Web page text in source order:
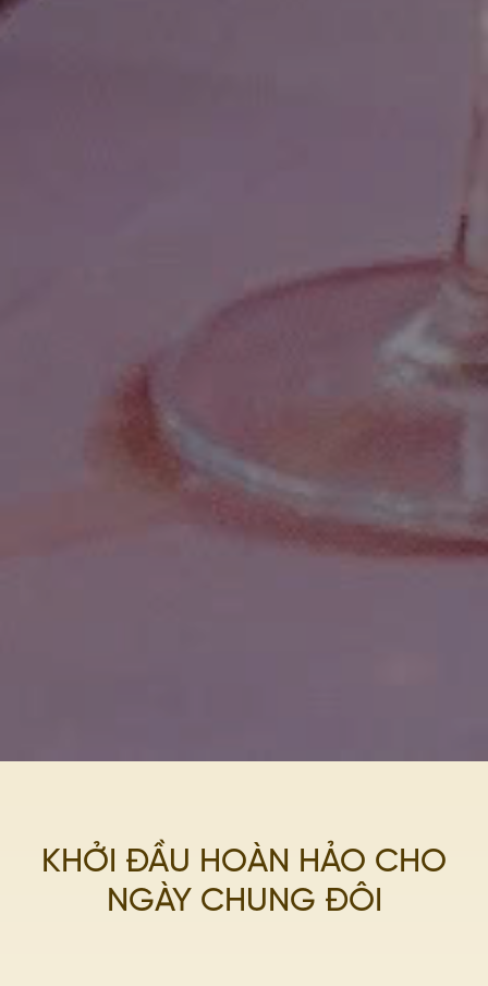
KHỞI ĐẦU HOÀN HẢO CHO
NGÀY CHUNG ĐÔI